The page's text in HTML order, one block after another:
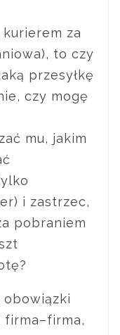
za
to czy
przesyłkę
czy mogę
mu, jakim
i zastrzec,
pobraniem
obowiązki
firma–firma,